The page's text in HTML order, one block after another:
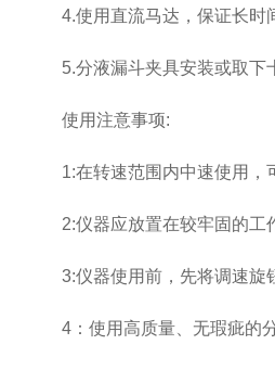
4.使用直流马达，保证长时
5.分液漏斗夹具安装或取下
使用注意事项:
1:在转速范围内中速使用，可
2:仪器应放置在较牢固的工
3:仪器使用前，先将调速旋钮
4：使用高质量、无瑕疵的分